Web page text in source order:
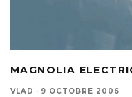
MAGNOLIA
VLAD · 9 OCTOBRE 2006